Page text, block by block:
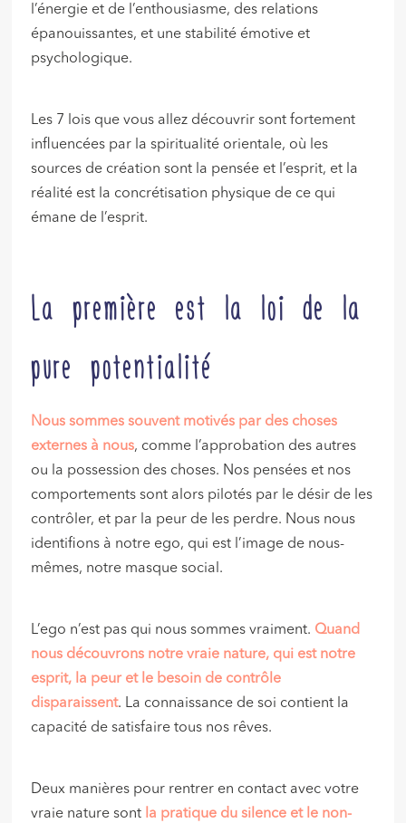
l’énergie et de l’enthousiasme, des relations
épanouissantes, et une stabilité émotive et
psychologique.
Les 7 lois que vous allez découvrir sont fortement
influencées par la spiritualité orientale, où les
sources de création sont la pensée et l’esprit, et la
réalité est la concrétisation physique de ce qui
émane de l’esprit.
La première est la loi de la
pure potentialité
Nous sommes souvent motivés par des choses
externes à nous, comme l’approbation des autres
ou la possession des choses. Nos pensées et nos
comportements sont alors pilotés par le désir de les
contrôler, et par la peur de les perdre. Nous nous
identifions à notre ego, qui est l’image de nous-
mêmes, notre masque social.
L’ego n’est pas qui nous sommes vraiment. Quand
nous découvrons notre vraie nature, qui est notre
esprit, la peur et le besoin de contrôle
disparaissent. La connaissance de soi contient la
capacité de satisfaire tous nos rêves.
Deux manières pour rentrer en contact avec votre
vraie nature sont la pratique du silence et le non-